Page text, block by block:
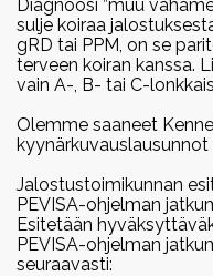
Teettäisinkö
Antaisinko
Uroslistat
2023
2022
Instagram
Diagnoosi ”muu
sulje koiraa
gRD tai PPM, on se
terveen koiran kanssa.
vain A-, B- tai C-
Olemme saaneet
kyynärkuvauslausunnot
Jalostustoimikunnan
PEVISA-ohjelman
Esitetään
PEVISA-ohjelman
seuraavasti: